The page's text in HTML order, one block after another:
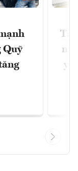
Quỹ